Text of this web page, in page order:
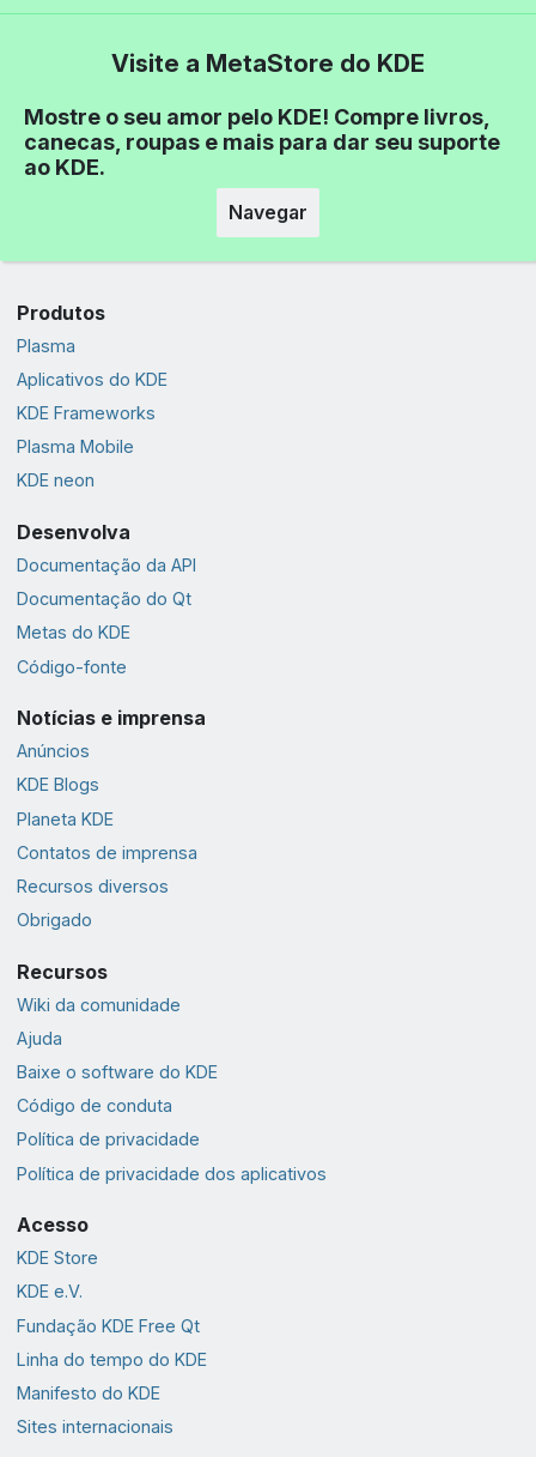
Visite a MetaStore do KDE
Mostre o seu amor pelo KDE! Compre livros,
canecas, roupas e mais para dar seu suporte
ao KDE.
Navegar
Produtos
Plasma
Aplicativos do KDE
KDE Frameworks
Plasma Mobile
KDE neon
Desenvolva
Documentação da API
Documentação do Qt
Metas do KDE
Código-fonte
Notícias e imprensa
Anúncios
KDE Blogs
Planeta KDE
Contatos de imprensa
Recursos diversos
Obrigado
Recursos
Wiki da comunidade
Ajuda
Baixe o software do KDE
Código de conduta
Política de privacidade
Política de privacidade dos aplicativos
Acesso
KDE Store
KDE e.V.
Fundação KDE Free Qt
Linha do tempo do KDE
Manifesto do KDE
Sites internacionais